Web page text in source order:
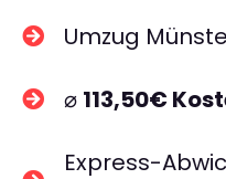
Umzug
⌀ 113,50€
Express-